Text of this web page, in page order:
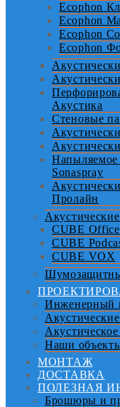
Ecophon
Ecophon
Ecophon
Ecophon
Акустика
Стеновые
Напыляемое
Sonaspray
Пролайн
CUBE Office
CUBE
CUBE VOX
Инженерный
Наши
МОНТАЖ
ДОСТАВКА
ПОЛЕЗНАЯ
Брошюры и